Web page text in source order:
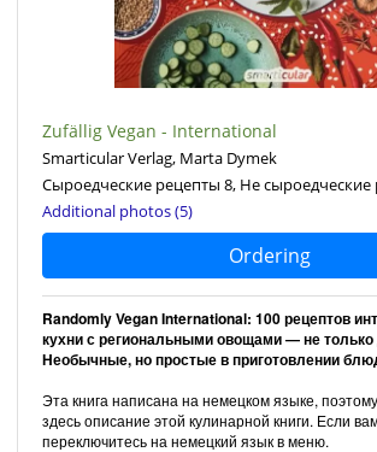
Zufällig Vegan - International
Smarticular Verlag, Marta Dymek
Сыроедческие рецепты 8, Не сыроедческие
Additional photos (5)
Ordering
Randomly Vegan International: 100 рецептов
кухни с региональными овощами — не только
Необычные, но простые в приготовлении
Эта книга написана на немецком языке,
здесь описание этой кулинарной книги. Если
переключитесь на немецкий язык в меню.